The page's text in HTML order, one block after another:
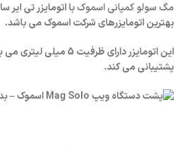
مگ سولو کمپانی اسموکبا اتومایزر تی ایر
بهترین اتومایزرهای شرکت اسموک می باشد.
پشتیبانی می کند.